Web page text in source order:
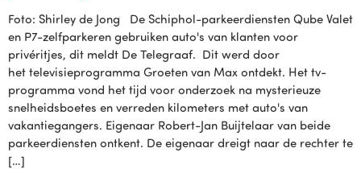
Foto: Shirley de Jong De Schiphol-parkeerdiensten Qube Valet
en P7-zelfparkeren gebruiken auto's van klanten voor
privéritjes, dit meldt De Telegraaf. Dit werd door
het televisieprogramma Groeten van Max ontdekt. Het tv-
programma vond het tijd voor onderzoek na mysterieuze
snelheidsboetes en verreden kilometers met auto's van
vakantiegangers. Eigenaar Robert-Jan Buijtelaar van beide
parkeerdiensten ontkent. De eigenaar dreigt naar de rechter te
[…]